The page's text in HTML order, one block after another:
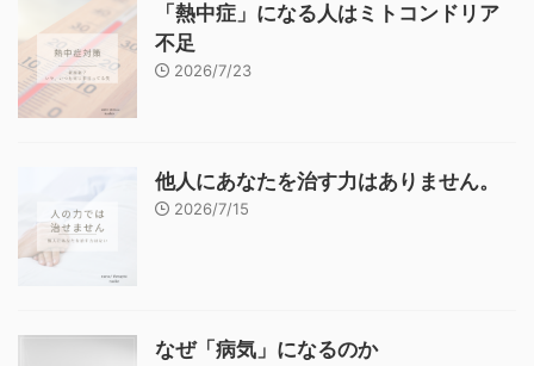
「熱中症」になる人はミトコンドリア
不足
2026/7/23
他人にあなたを治す力はありません。
2026/7/15
なぜ「病気」になるのか